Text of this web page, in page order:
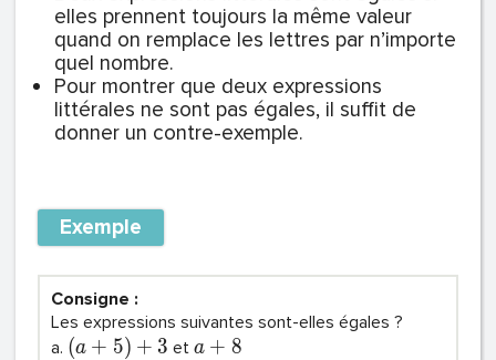
elles prennent toujours la même valeur
quand on remplace les lettres par n’importe
quel nombre.
Pour montrer que deux expressions
littérales ne sont pas égales, il suffit de
donner un contre-exemple.
Exemple
Consigne :
Les expressions suivantes sont-elles égales ?
a. (a + 5) + 3 eta + 8